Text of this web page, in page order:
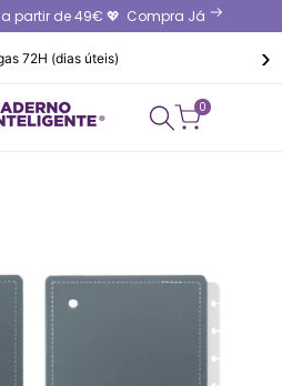
a partir de 49€ 💖 Compra Já
72H (dias úteis) ›
0